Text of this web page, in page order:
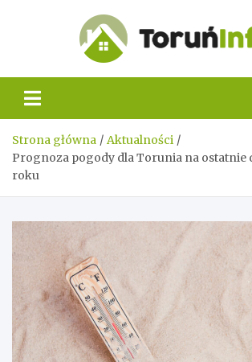
Strona główna
Aktualności
Prognoza pogody dla Torunia na ostatnie
roku